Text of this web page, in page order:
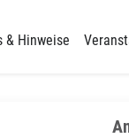
& Hinweise